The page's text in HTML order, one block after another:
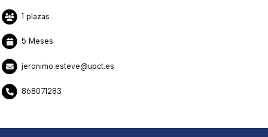
1 plazas
5 Meses
jeronimo.esteve@upct.es
868071283